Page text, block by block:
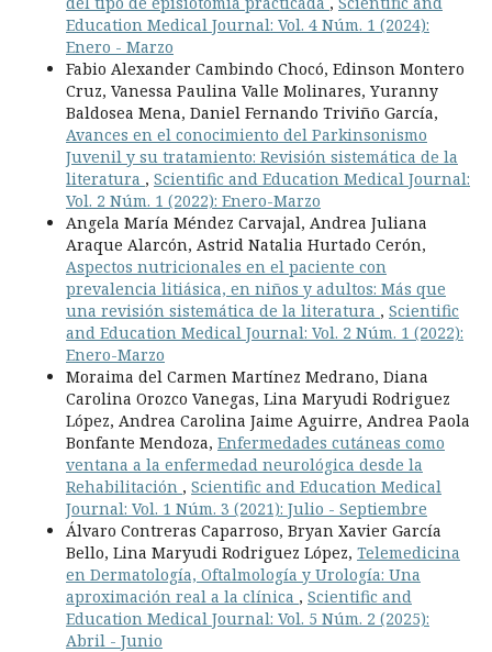
Education Medical Journal: Vol. 4 Núm. 1 (2024):
Enero - Marzo
Fabio Alexander Cambindo Chocó, Edinson Montero
Cruz, Vanessa Paulina Valle Molinares, Yuranny
Baldosea Mena, Daniel Fernando Triviño García,
Avances en el conocimiento del Parkinsonismo
Juvenil y su tratamiento: Revisión sistemática de la
literatura , Scientific and Education Medical Journal:
Vol. 2 Núm. 1 (2022): Enero-Marzo
Angela María Méndez Carvajal, Andrea Juliana
Araque Alarcón, Astrid Natalia Hurtado Cerón,
Aspectos nutricionales en el paciente con
prevalencia litiásica, en niños y adultos: Más que
una revisión sistemática de la literatura , Scientific
and Education Medical Journal: Vol. 2 Núm. 1 (2022):
Enero-Marzo
Moraima del Carmen Martínez Medrano, Diana
Carolina Orozco Vanegas, Lina Maryudi Rodriguez
López, Andrea Carolina Jaime Aguirre, Andrea Paola
Bonfante Mendoza, Enfermedades cutáneas como
ventana a la enfermedad neurológica desde la
Rehabilitación , Scientific and Education Medical
Journal: Vol. 1 Núm. 3 (2021): Julio - Septiembre
Álvaro Contreras Caparroso, Bryan Xavier García
Bello, Lina Maryudi Rodriguez López, Telemedicina
en Dermatología, Oftalmología y Urología: Una
aproximación real a la clínica , Scientific and
Education Medical Journal: Vol. 5 Núm. 2 (2025):
Abril - Junio